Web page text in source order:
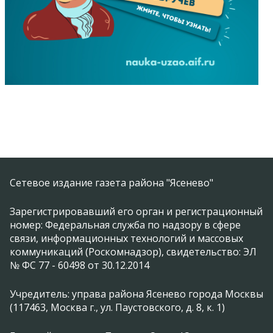
Сетевое издание газета района "Ясенево"
Зарегистрировавший его орган и регистрационный
номер: Федеральная служба по надзору в сфере
связи, информационных технологий и массовых
коммуникаций (Роскомнадзор), свидетельство: ЭЛ
№ ФС 77 - 60498 от 30.12.2014
Учредитель: управа района Ясенево города Москвы
(117463, Москва г., ул. Паустовского, д. 8, к. 1)